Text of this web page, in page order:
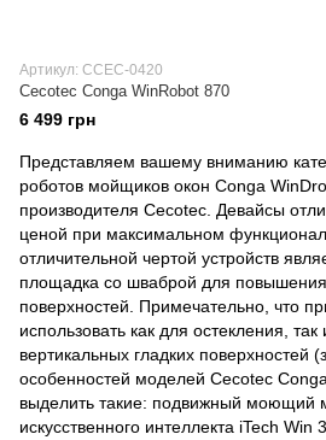
Артикул: ССЕС-0420
Cecotec Conga WinRobot 870
6 499 грн
Представляем вашему вниманию
роботов мойщиков окон Conga
производителя Cecotec. Девайсы
ценой при максимальном
отличительной чертой устройств
площадка со шваброй для повышения
поверхностей. Примечательно, что
использовать как для остекления, так
вертикальных гладких поверхностей
особенностей моделей Cecotec
выделить такие: подвижный моющий
искусственного интеллекта iTech Win